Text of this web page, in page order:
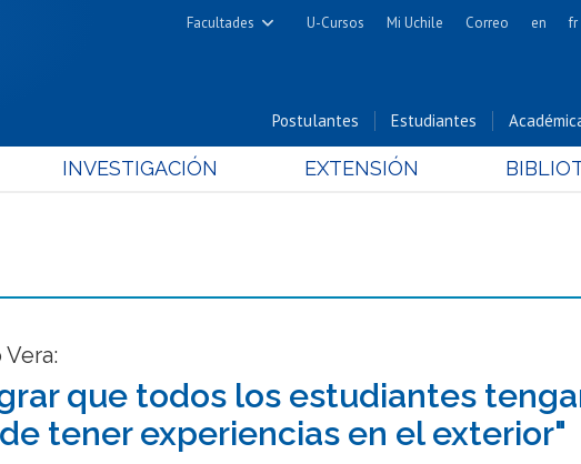
Facultades
Cs. Físicas y Matemáticas
Cs. Forestales y
Cs. Químicas y Farmacéuticas
Cs.
Nutrición y Tecnología de
Alimentos
Hospital
U-Cursos Mi Uchile Correo en fr
Postulantes Estudiantes
INVESTIGACIÓN EXTENSIÓN
que todos los estudiantes
tener experiencias en el exterior"